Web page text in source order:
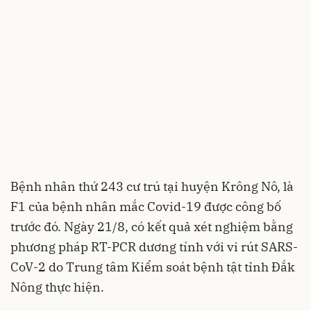
Bệnh nhân thứ 243 cư trú tại huyện Krông Nô, là
F1 của bệnh nhân mắc Covid-19 được công bố
trước đó. Ngày 21/8, có kết quả xét nghiệm bằng
phương pháp RT-PCR dương tính với vi rút SARS-
CoV-2 do Trung tâm Kiểm soát bệnh tật tỉnh Đắk
Nông thực hiện.